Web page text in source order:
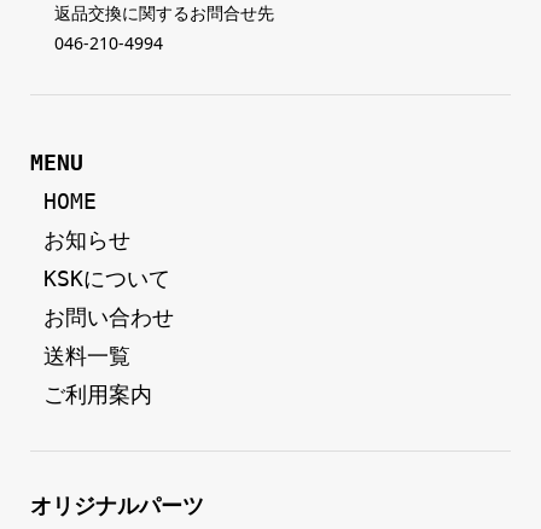
返品交換に関するお問合せ先
046-210-4994
MENU
HOME
お知らせ
KSKについて
お問い合わせ
送料一覧
ご利用案内
オリジナルパーツ